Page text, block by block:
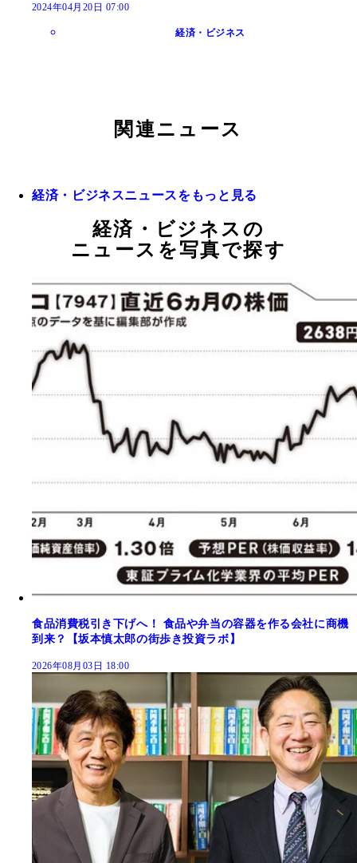
2024年04月20日 07:00
経済・ビジネス
関連ニュース
経済・ビジネスニュースをもっと見る
経済・ビジネスの
ニュースを写真で探す
食品消費税引き下げへ！ 食品や弁当の容器を作る会社に商機
到来？【坂本慎太郎の街歩き投資ラボ】
2026年08月03日 18:00